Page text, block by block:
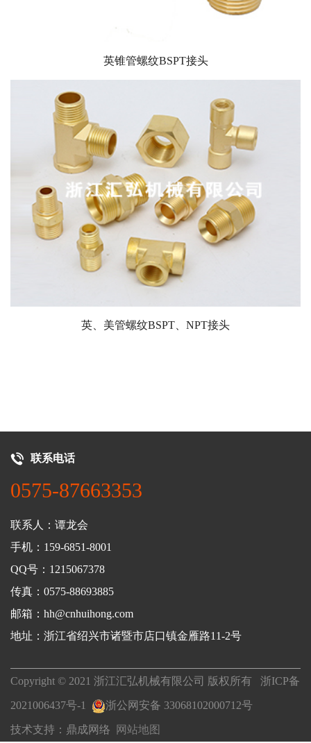
英锥管螺纹BSPT接头
英、美管螺纹BSPT、NPT接头
联系电话
0575-87663353
联系人：谭龙会
手机：159-6851-8001
QQ号：1215067378
传真：0575-88693885
邮箱：hh@cnhuihong.com
地址：浙江省绍兴市诸暨市店口镇金雁路11-2号
Copyright © 2021 浙江汇弘机械有限公司 版权所有 浙ICP备
2021006437号-1 浙公网安备 33068102000712号
技术支持： 鼎成网络 网站地图